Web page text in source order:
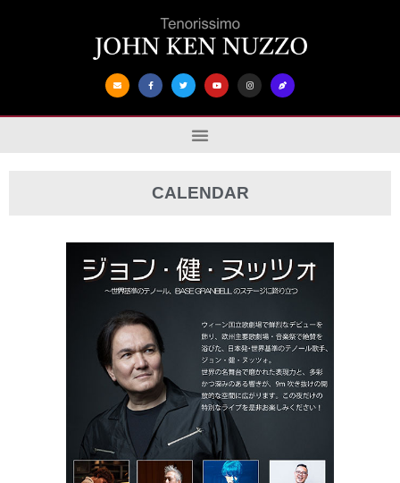
CALENDAR